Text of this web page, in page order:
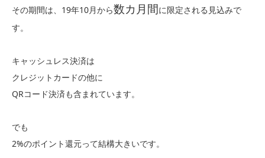
その期間は、19年10月から数カ月間に限定される見込みで
す。
キャッシュレス決済は
クレジットカードの他に
QRコード決済も含まれています。
でも
2%のポイント還元って結構大きいです。